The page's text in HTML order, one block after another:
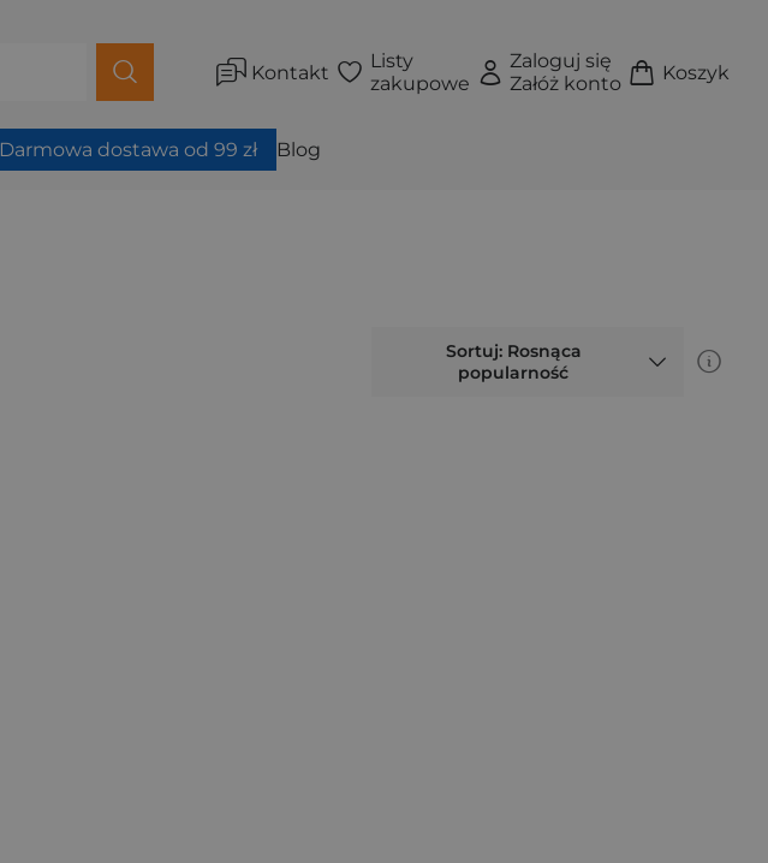
Kontakt
Listy
zakupowe
Zaloguj się
Załóż konto
Koszyk
Darmowa dostawa od 99 zł Blog
Sortuj: Rosnąca
popularność